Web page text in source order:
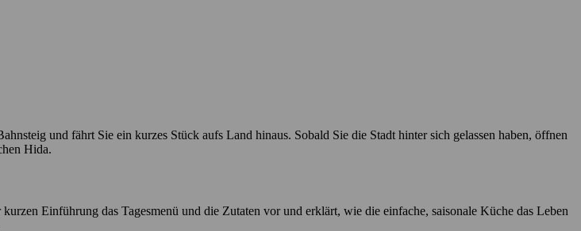
und fährt Sie ein kurzes Stück aufs Land hinaus. Sobald Sie die Stadt hinter sich gelassen haben, öffnen
Hida.
Einführung das Tagesmenü und die Zutaten vor und erklärt, wie die einfache, saisonale Küche das Leben